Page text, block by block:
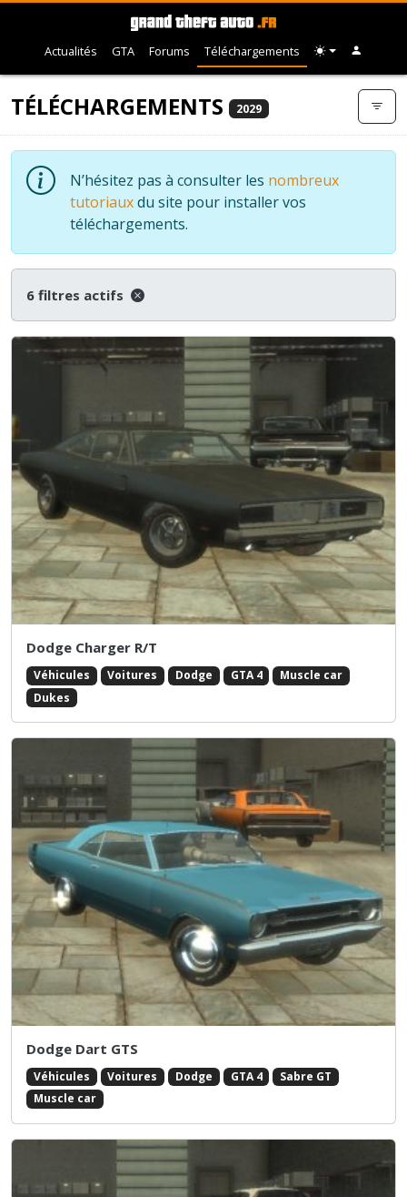
Actualités GTA Forums Téléchargements
TÉLÉCHARGEMENTS 2029
N’hésitez pas à consulter les nombreux
tutoriauxdu site pour installer vos
téléchargements.
6 filtres actifs
Dodge Charger R/T
Véhicules Voitures Dodge GTA 4
Muscle car
Dukes
Dodge Dart GTS
Véhicules Voitures Dodge GTA 4
Sabre GT
Muscle car